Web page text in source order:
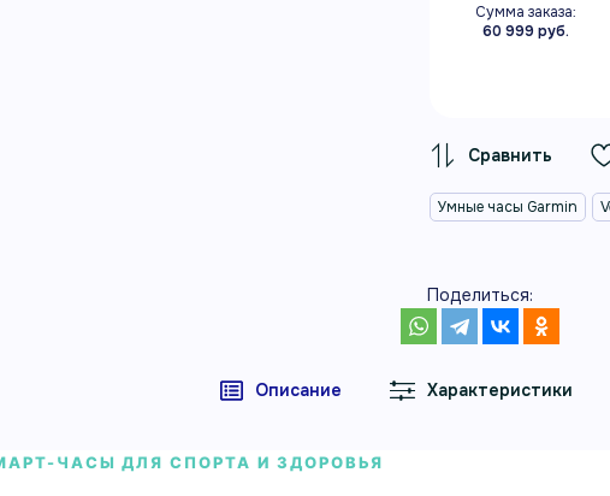
Сумма заказа:
60 999 руб.
Умные часы Garmin
Поделиться:
Описание Характеристики
ЧАСЫ ДЛЯ СПОРТА И ЗДОРОВЬЯ